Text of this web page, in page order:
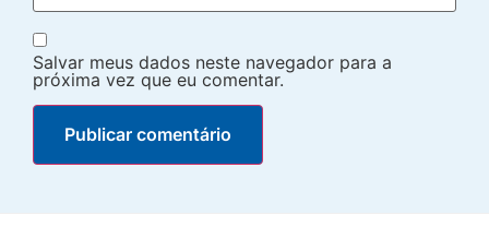
Salvar meus dados neste navegador para a
próxima vez que eu comentar.